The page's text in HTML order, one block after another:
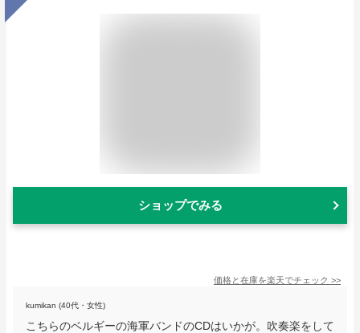
ショップでみる
価格と在庫を楽天でチェック >>
kumikan (40代・女性)
こちらのベルギーの海軍バンドのCDはいかが。吹奏楽をして